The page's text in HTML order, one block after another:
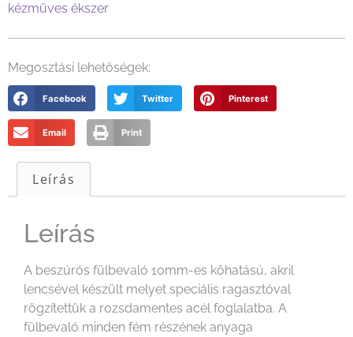
kézműves ékszer
Megosztási lehetőségek:
Facebook Twitter Pinterest
Email Print
Leírás
Leírás
A beszúrós fülbevaló 10mm-es kőhatású, akril
lencsével készült melyet speciális ragasztóval
rögzítettük a rozsdamentes acél foglalatba. A
fülbevaló minden fém részének anyaga